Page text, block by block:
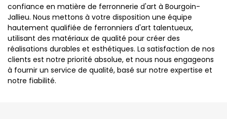
confiance en matière de ferronnerie d'art à Bourgoin-
Jallieu. Nous mettons à votre disposition une équipe
hautement qualifiée de ferronniers d'art talentueux,
utilisant des matériaux de qualité pour créer des
réalisations durables et esthétiques. La satisfaction de nos
clients est notre priorité absolue, et nous nous engageons
à fournir un service de qualité, basé sur notre expertise et
notre fiabilité.